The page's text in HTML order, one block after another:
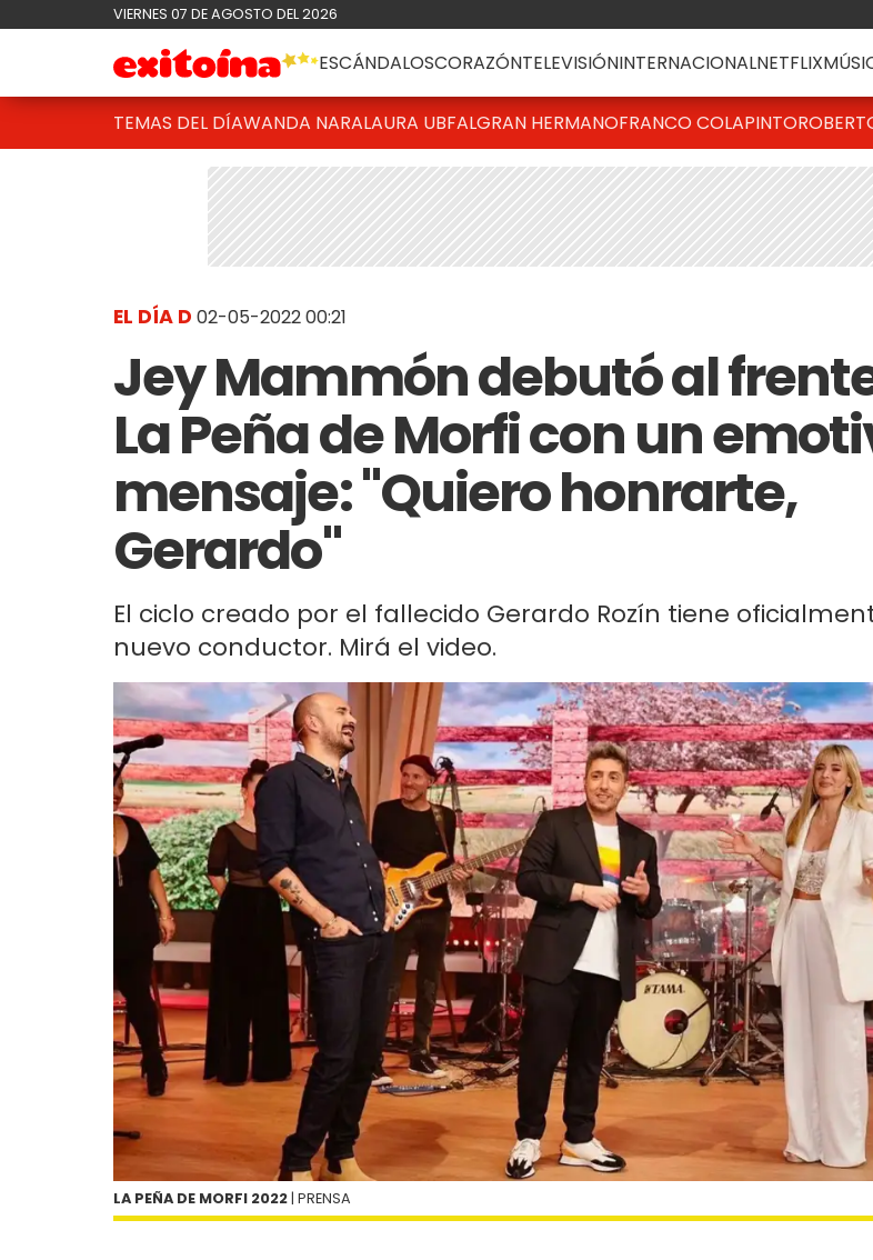
VIERNES 07 DE AGOSTO DEL 2026
ESCÁNDALOSCORAZÓNTELEVISIÓNINTERNACIONALNETFLIX
TEMAS DEL DÍAWANDA NARALAURA UBFALGRAN HERMANOFRANCO COLAPINTO
EL DÍA D 02-05-2022 00:21
Jey Mammón debutó al
La Peña de Morfi con un
mensaje: "Quiero honrarte,
Gerardo"
El ciclo creado por el fallecido Gerardo Rozín tiene
nuevo conductor. Mirá el video.
LA PEÑA DE MORFI 2022 | PRENSA